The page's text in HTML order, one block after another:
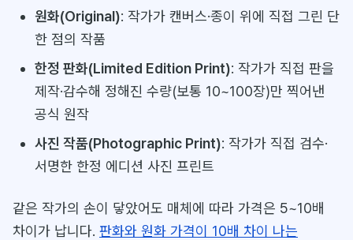
원화(Original): 작가가 캔버스·종이 위에 직접 그린 단
한 점의 작품
한정 판화(Limited Edition Print): 작가가 직접 판을
제작·감수해 정해진 수량(보통 10~100장)만 찍어낸
공식 원작
사진 작품(Photographic Print): 작가가 직접 검수·
서명한 한정 에디션 사진 프린트
같은 작가의 손이 닿았어도 매체에 따라 가격은 5~10배
차이가 납니다. 판화와 원화 가격이 10배 차이 나는